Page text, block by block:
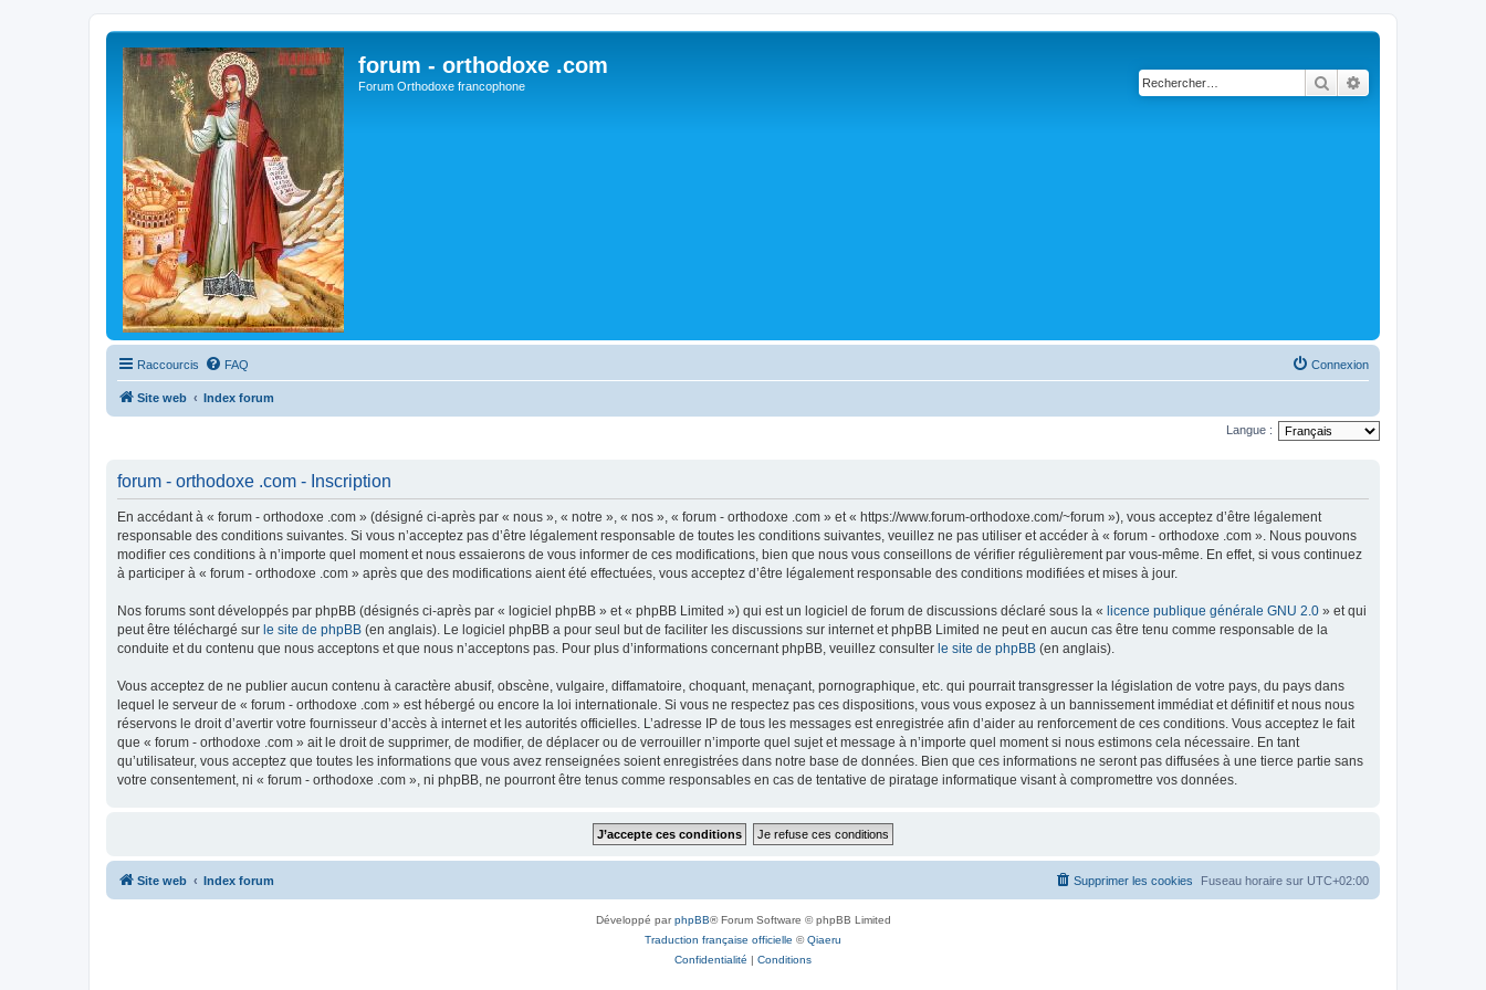
forum - orthodoxe .com
Forum Orthodoxe francophone Rechercher
Raccourcis FAQ Connexion
Site web Index forum
Langue :
forum - orthodoxe .com - Inscription
En accédant à « forum - orthodoxe .com » (désigné ci-après par « nous », « notre », « nos », « forum - orthodoxe .com » et « https://www.forum-orthodoxe.com/~forum »), vous acceptez d’être légalement
responsable des conditions suivantes. Si vous n’acceptez pas d’être légalement responsable de toutes les conditions suivantes, veuillez ne pas utiliser et accéder à « forum - orthodoxe .com ». Nous pouvons
modifier ces conditions à n’importe quel moment et nous essaierons de vous informer de ces modifications, bien que nous vous conseillons de vérifier régulièrement par vous-même. En effet, si vous continuez
à participer à « forum - orthodoxe .com » après que des modifications aient été effectuées, vous acceptez d’être légalement responsable des conditions modifiées et mises à jour.
Nos forums sont développés par phpBB (désignés ci-après par « logiciel phpBB » et « phpBB Limited ») qui est un logiciel de forum de discussions déclaré sous la « licence publique générale GNU 2.0 » et qui
peut être téléchargé sur le site de phpBB (en anglais). Le logiciel phpBB a pour seul but de faciliter les discussions sur internet et phpBB Limited ne peut en aucun cas être tenu comme responsable de la
conduite et du contenu que nous acceptons et que nous n’acceptons pas. Pour plus d’informations concernant phpBB, veuillez consulter le site de phpBB (en anglais).
Vous acceptez de ne publier aucun contenu à caractère abusif, obscène, vulgaire, diffamatoire, choquant, menaçant, pornographique, etc. qui pourrait transgresser la législation de votre pays, du pays dans
lequel le serveur de « forum - orthodoxe .com » est hébergé ou encore la loi internationale. Si vous ne respectez pas ces dispositions, vous vous exposez à un bannissement immédiat et définitif et nous nous
réservons le droit d’avertir votre fournisseur d’accès à internet et les autorités officielles. L’adresse IP de tous les messages est enregistrée afin d’aider au renforcement de ces conditions. Vous acceptez le fait
que « forum - orthodoxe .com » ait le droit de supprimer, de modifier, de déplacer ou de verrouiller n’importe quel sujet et message à n’importe quel moment si nous estimons cela nécessaire. En tant
qu’utilisateur, vous acceptez que toutes les informations que vous avez renseignées soient enregistrées dans notre base de données. Bien que ces informations ne seront pas diffusées à une tierce partie sans
votre consentement, ni « forum - orthodoxe .com », ni phpBB, ne pourront être tenus comme responsables en cas de tentative de piratage informatique visant à compromettre vos données.
Site web Index forum Fuseau horaire sur UTC+02:00
Supprimer les cookies
Développé parphpBB® Forum Software © phpBB Limited
Traduction française officielle ©Qiaeru
Confidentialité | Conditions